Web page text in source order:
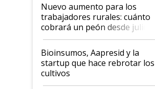
Nuevo aumento para los
trabajadores rurales: cuánto
cobrará un peón desde julio
Bioinsumos, Aapresid y la
startup que hace rebrotar los
cultivos